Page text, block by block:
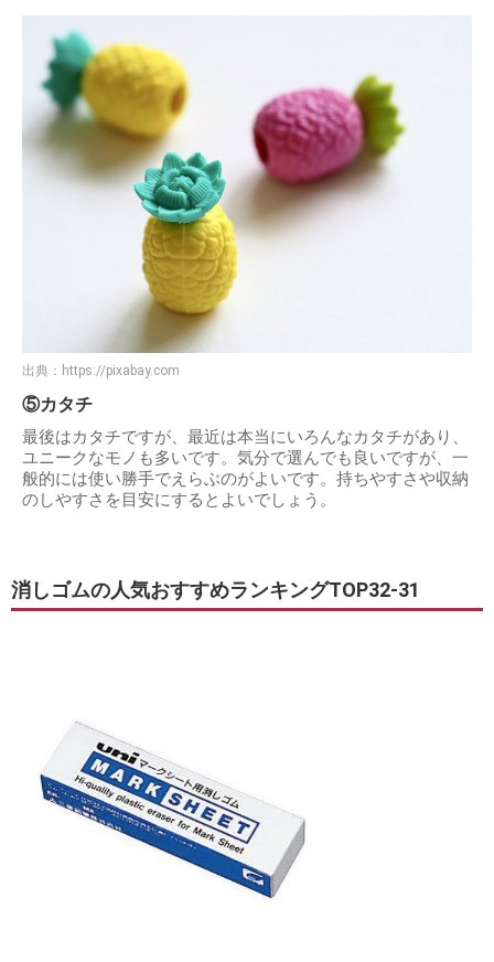
出典： https://pixabay.com
⑤カタチ
最後はカタチですが、最近は本当にいろんなカタチがあり、
ユニークなモノも多いです。気分で選んでも良いですが、一
般的には使い勝手でえらぶのがよいです。持ちやすさや収納
のしやすさを目安にするとよいでしょう。
消しゴムの人気おすすめランキングTOP32-31